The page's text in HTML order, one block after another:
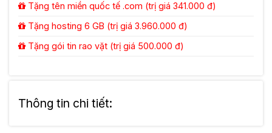
Tặng tên miền quốc tế .com (trị giá 341.000 đ)
Tặng hosting 6 GB (trị giá 3.960.000 đ)
Tặng gói tin rao vặt (trị giá 500.000 đ)
Thông tin chi tiết: